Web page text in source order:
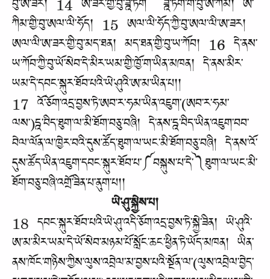
བུ་ཨ་ཟོར། 14 ཨ་ཟོར་གྱི་བུ་ཟྰ་ཏོག ཟྰ་ཏོག་གི་བུ་ཨ་ཀིམ། ཨ་
ཀིམ་གྱི་བུ་ཨལ་ལི་ཧོད། 15 ཨལ་ལི་ཧོད་ཀྱི་བུ་ཨལ་ལི་ཨ་ཟར།
ཨལ་ལི་ཨ་ཟར་གྱི་བུ་མད་ཐན། མད་ཐན་གྱི་བུ་ཡ་ཀོབ། 16 དེ་ནས་
ཡ་ཀོབ་ཀྱི་བུ་ཡོ་སེབ་དེ་མིར་ཡམ་གྱི་ཁྱོ་ག་ཡིན་མཁན། དེ་ནས་མིར་
ཡམ་དེ་དབང་སྐུར་ཐོབ་པའི་ཡེ་ཤུའི་ཨ་མ་ཡིན་པ།།
17 འོ་ཅོག་འདྲ་བྱས་ཏེ་ཨབ་ར་ཧམ་ཡིན་འཇུག་(ཨབ་ར་ཧམ་
ལས་)དྰ་བིད་ཐུག་ལ་མི་ཐོག་བཅུ་བཞི། དེ་ནས་དྰ་བིད་ཡིན་འཇུག་བབ་
བེལ་ལོན་ལ་ཁྱེར་བའི་དུས་ཚོད་ཐུག་ལ་ཡང་མི་ཐོག་བཅུ་བཞི། དེ་ནས་འོ་
དུས་ཚོད་ཡིན་འཇུག་དབང་སྐུར་ཐོབ་པ་༼བསྐུས་པ་དེ་༽ཐུག་ལ་ཡང་མི་
ཐོག་བཅུ་བཞི་འགྲོ་ཟིན་པ་ནུག་པ།།
ཡེ་ཤུ་སྐྱེས་པ།
18 དབང་སྐུར་ཐོབ་པའི་ཡེ་ཤུ་འདི་ཅོག་འདྲ་བྱས་ཏེ་སྐྱེ་ཟིན། ཡེ་ཤུའི་
ཨ་མ་མིར་ཡམ་དེ་ཡོ་སེབ་མཉམ་པོ་སློང་ཆང་ཕྱིན་ཏེ་ཡོད་མཁན། ཡིན་
ནས་ཁོང་གཉིས་ཀྱིས་ལུས་འབྲེལ་མ་བྱས་པའི་སྔོན་ལ་(ལུས་འབྲེལ་བྱེད་